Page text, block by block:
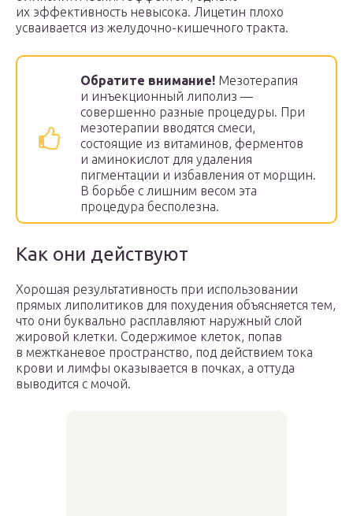
их эффективность невысока. Лицетин плохо
усваивается из желудочно-кишечного тракта.
Обратите внимание! Мезотерапия
и инъекционный липолиз —
совершенно разные процедуры. При
мезотерапии вводятся смеси,
состоящие из витаминов, ферментов
и аминокислот для удаления
пигментации и избавления от морщин.
В борьбе с лишним весом эта
процедура бесполезна.
Как они действуют
Хорошая результативность при использовании
прямых липолитиков для похудения объясняется тем,
что они буквально расплавляют наружный слой
жировой клетки. Содержимое клеток, попав
в межтканевое пространство, под действием тока
крови и лимфы оказывается в почках, а оттуда
выводится с мочой.